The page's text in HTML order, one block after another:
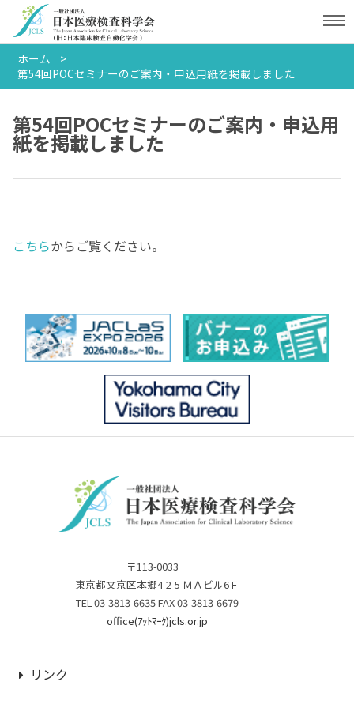
ホーム
第54回POCセミナーのご案内・申込用紙を掲載しました
第54回POCセミナーのご案内・申込用
紙を掲載しました
こちらからご覧ください。
〒113-0033
東京都文京区本郷4-2-5 ＭＡビル6Ｆ
TEL 03-3813-6635 FAX 03-3813-6679
office(ｱｯﾄﾏｰｸ)jcls.or.jp
リンク